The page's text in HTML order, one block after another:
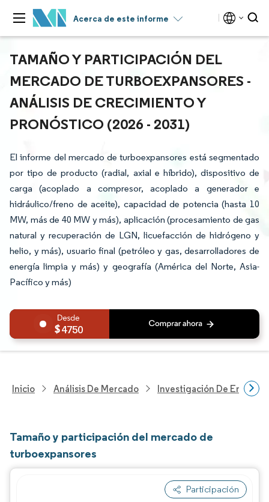
Acerca de este informe
TAMAÑO Y PARTICIPACIÓN DEL
MERCADO DE TURBOEXPANSORES -
ANÁLISIS DE CRECIMIENTO Y
PRONÓSTICO (2026 - 2031)
El informe del mercado de turboexpansores está segmentado
por tipo de producto (radial, axial e híbrido), dispositivo de
carga (acoplado a compresor, acoplado a generador e
hidráulico/freno de aceite), capacidad de potencia (hasta 10
MW, más de 40 MW y más), aplicación (procesamiento de gas
natural y recuperación de LGN, licuefacción de hidrógeno y
helio, y más), usuario final (petróleo y gas, desarrolladores de
energía limpia y más) y geografía (América del Norte, Asia-
Pacífico y más)
4750
Inicio Análisis De Mercado Investigación De Energía
Tamaño y participación del mercado de
turboexpansores
Participación